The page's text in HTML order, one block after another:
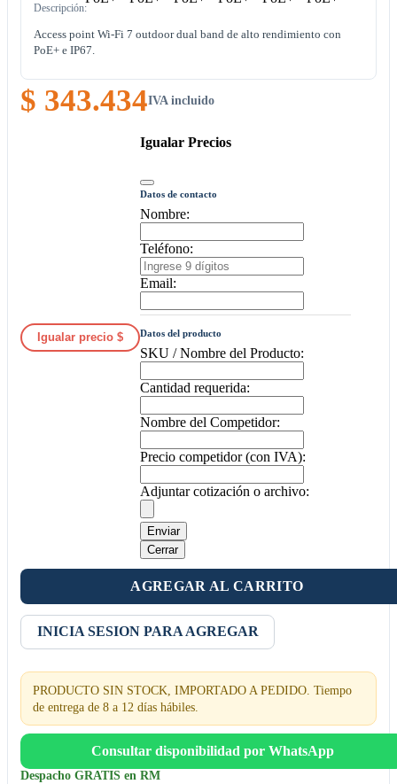
Descripción:
Access point Wi-Fi 7 outdoor dual band de alto rendimiento con
PoE+ e IP67.
$ 343.434IVA incluido
Igualar precio $
Igualar Precios
Datos de contacto
Nombre:
Teléfono:
Email:
Datos del producto
SKU / Nombre del Producto:
Cantidad requerida:
Nombre del Competidor:
Precio competidor (con IVA):
Adjuntar cotización o archivo:
Enviar
Cerrar
AGREGAR AL CARRITO
INICIA SESION PARA AGREGAR
PRODUCTO SIN STOCK, IMPORTADO A PEDIDO. Tiempo
de entrega de 8 a 12 días hábiles.
Consultar disponibilidad por WhatsApp
Despacho GRATIS en RM